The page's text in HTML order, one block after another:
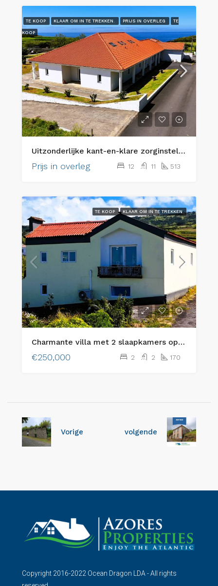
TE KOOP KLAAR OM IN TE TREKKEN. PRIJS IN OVERLEG TE
KOOP
Uitzonderlijke kant-en-klare zorginstelling voor senioren & eersteklas vastgoedbelegging
Prijs in overleg 12 11 513
TE KOOP KLAAR OM IN TE TREKKEN.
Charmante villa met 2 slaapkamers op het eiland Faial, Azoren – De perfecte combinatie van rustieke charme en modern comfort
€250,000 2 2 170
Vorige volgende
Copyright 2016-2022 Ocean Dragon LDA - All rights